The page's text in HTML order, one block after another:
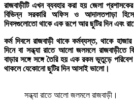
রাজবাড়ীটি এখন ব্যবহার করা হয় জেলা
বিভিন্ন সরকারি অফিস ও আদালতপাড়া
দিবসগুলোতো থাকে এক রূপে আর ছুটির দিন এবং
কর্ম দিবসে রাজবাড়ী থাকে কর্মব্যস্ত, থাকে
দিনে বা সন্ধ্যা রাতে আলো জলমলে রাজবাড়ীতে
বাড়ার সঙ্গে সঙ্গে তৈরি হয় এক রকম ভূতুড়ে
থাকলে যেকোনো ছুটির দিন আসাই ভালো।
সন্ধ্যা রাতে আলো জলমলে রাজবাড়ী।